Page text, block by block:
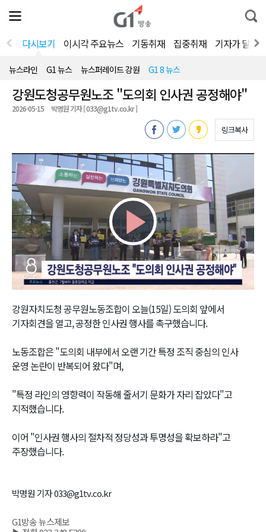
전
체
뉴
열
통
합
색
다시보기 이시각 주요뉴스 기동취재 집중취재 기자가 달려
뉴스라인 G1 뉴스 뉴스퍼레이드 강원 G1 8 뉴스
강원도청공무원노조 "도의회 인사권 공정해야"
2026-05-15 박명원 기자 [ 033@g1tv.co.kr ]
링크복사
Play
Video
강원자치도청 공무원노동조합이 오늘(15일) 도의회 앞에서
기자회견을 열고, 공정한 인사권 행사를 촉구했습니다.
노동조합은 "도의회 내부에서 오랜 기간 특정 조직 중심의 인사
운영 논란이 반복되어 왔다"며,
"특정 라인의 영향력이 작동해 줄서기 문화가 자리 잡았다"고
지적했습니다.
이어 "인사권 행사의 절차적 정당성과 투명성을 확보하라"고
주장했습니다.
박명원 기자 033@g1tv.co.kr
G1방송 뉴스제보